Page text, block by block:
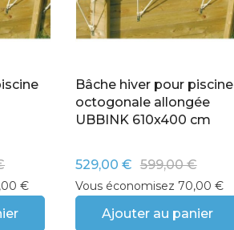
€
Bâche hiver pour piscine
octogonale allongée
UBBINK 610x400 cm
529,00 € 599,00 €
Vous économisez 70,00 €
Ajouter au panier